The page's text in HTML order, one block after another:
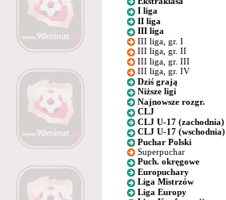
I liga
II liga
III liga
III liga, gr. I
III liga, gr. II
III liga, gr. III
III liga, gr. IV
Dziś grają
Niższe ligi
Najnowsze rozgr.
CLJ
CLJ U-17 (zachodnia)
CLJ U-17 (wschodnia)
Puchar Polski
Superpuchar
Puch. okręgowe
Europuchary
Liga Mistrzów
Liga Europy